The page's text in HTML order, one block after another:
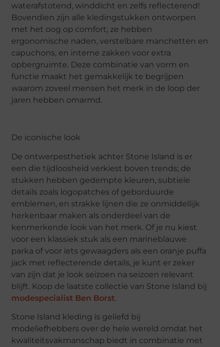
waterafstotend, winddicht en zelfs reflecterend!
Bovendien zijn alle kledingstukken ontworpen
met het oog op comfort; ze hebben
ergonomische naden, verstelbare manchetten en
capuchons, en interne zakken voor extra
opbergruimte. Deze combinatie van vorm en
functie maakt het gemakkelijk te begrijpen
waarom zoveel mensen het merk in de loop der
jaren hebben omarmd.
De iconische look
De ontwerpesthetiek achter Stone Island is er
een die tijdloosheid verkiest boven trends; de
stukken hebben gedempte kleuren, subtiele
details zoals logopatches of geborduurde
emblemen, en strakke lijnen die ze onmiddellijk
herkenbaar maken als onderdeel van de
kenmerkende look van het merk. Of je nu kiest
voor een klassiek stuk als een marineblauwe
parka of voor iets gewaagders als een oranje puffa
jack met reflecterende details, je kunt er zeker
van zijn dat je look seizoen na seizoen relevant
blijft. Koop de laatste collectie van Stone Island bij
modespecialist Ben Borst.
Stone Island kleding is geliefd bij
modeliefhebbers over de hele wereld omdat het
kwaliteitsvakmanschap biedt in combinatie met